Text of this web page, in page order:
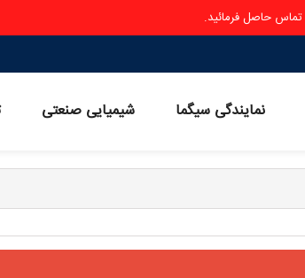
تماس حاصل فرمائید.
نمایندگی سیگما شیمیایی صنعتی